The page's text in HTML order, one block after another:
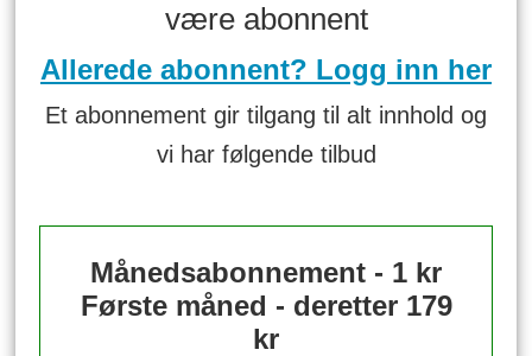
være abonnent
Allerede abonnent? Logg inn her
Et abonnement gir tilgang til alt innhold og
vi har følgende tilbud
Månedsabonnement - 1 kr
Første måned - deretter 179
kr